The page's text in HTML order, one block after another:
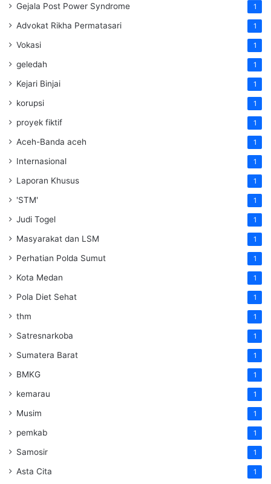
Gejala Post Power Syndrome 1
Advokat Rikha Permatasari 1
Vokasi 1
geledah 1
Kejari Binjai 1
korupsi 1
proyek fiktif 1
Aceh-Banda aceh 1
Internasional 1
Laporan Khusus 1
'STM' 1
Judi Togel 1
Masyarakat dan LSM 1
Perhatian Polda Sumut 1
Kota Medan 1
Pola Diet Sehat 1
thm 1
Satresnarkoba 1
Sumatera Barat 1
BMKG 1
kemarau 1
Musim 1
pemkab 1
Samosir 1
Asta Cita 1